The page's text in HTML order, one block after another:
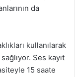
da
kullanılarak
Ses kayıt
15 saate